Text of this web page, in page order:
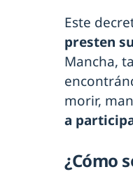
Este
presten
Mancha,
morir,
a
¿Cómo